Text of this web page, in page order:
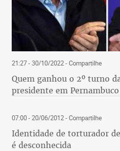
21:27 - 30/10/2022- Compartilhe
Quem ganhou o 2º turno
presidente em Pernambuco
07:00 - 20/06/2012- Compartilhe
Identidade de torturador
é desconhecida